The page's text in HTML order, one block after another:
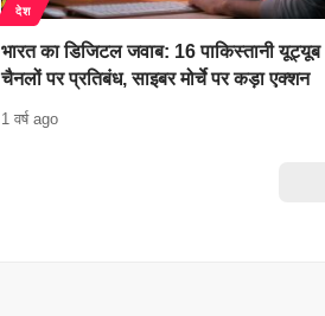
देश
भारत का डिजिटल जवाब: 16 पाकिस्तानी यूट्यूब
चैनलों पर प्रतिबंध, साइबर मोर्चे पर कड़ा एक्शन
1 वर्ष ago